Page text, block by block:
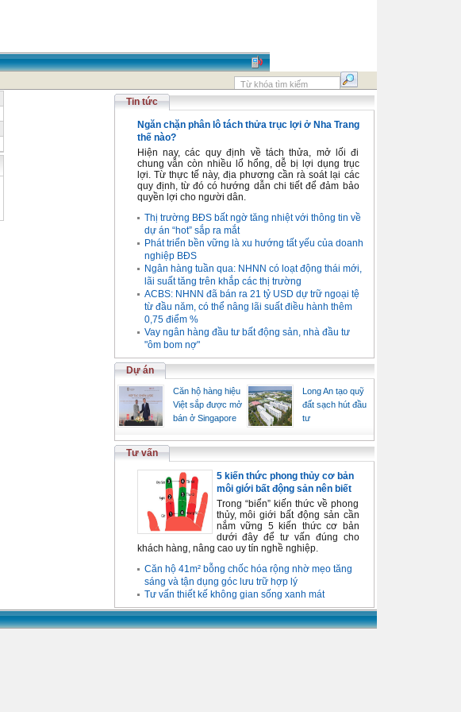
Tin tức
Ngăn chặn phân lô tách thửa trục lợi ở Nha Trang
thế nào?
Hiện nay, các quy định về tách thửa, mở lối đi
chung vẫn còn nhiều lổ hổng, dễ bị lợi dụng trục
lợi. Từ thực tế này, địa phương cần rà soát lại các
quy định, từ đó có hướng dẫn chi tiết để đảm bảo
quyền lợi cho người dân.
Thị trường BĐS bất ngờ tăng nhiệt với thông tin về
dự án “hot” sắp ra mắt
Phát triển bền vững là xu hướng tất yếu của doanh
nghiệp BĐS
Ngân hàng tuần qua: NHNN có loạt động thái mới,
lãi suất tăng trên khắp các thị trường
ACBS: NHNN đã bán ra 21 tỷ USD dự trữ ngoại tệ
từ đầu năm, có thể nâng lãi suất điều hành thêm
0,75 điểm %
Vay ngân hàng đầu tư bất động sản, nhà đầu tư
"ôm bom nợ"
Dự án
Căn hộ hàng hiệu
Việt sắp được mở
bán ở Singapore
Long An tạo quỹ
đất sạch hút đầu
tư
Tư vấn
5 kiến thức phong thủy cơ bản
môi giới bất động sản nên biết
Trong “biển” kiến thức về phong
thủy, môi giới bất động sản cần
nắm vững 5 kiến thức cơ bản
dưới đây để tư vấn đúng cho
khách hàng, nâng cao uy tín nghề nghiệp.
Căn hộ 41m² bỗng chốc hóa rộng nhờ mẹo tăng
sáng và tận dụng góc lưu trữ hợp lý
Tư vấn thiết kế không gian sống xanh mát